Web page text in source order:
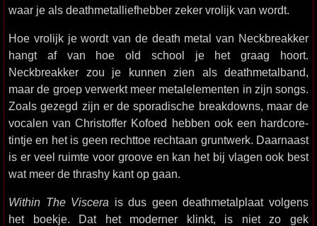
waar je als deathmetalliefhebber zeker vrolijk van wordt.
Hoe vrolijk je wordt van de death metal van Neckbreakker
hangt af van hoe old school je het graag hoort.
Neckbreakker zou je kunnen zien als deathmetalband,
maar de groep verwerkt meer metalelementen in zijn songs.
Zoals gezegd zijn er de sporadische breakdowns, maar de
vocalen van Christoffer Kofoed hebben ook een hardcore-
tintje en het is geen rechttoe rechtaan gruntwerk. Daarnaast
is er veel ruimte voor groove en kan het bij vlagen ook best
wat meer de thrashy kant op gaan.
Within The Viscera is dus geen deathmetalplaat volgens
het boekje. Dat het moderner klinkt, is niet zo gek